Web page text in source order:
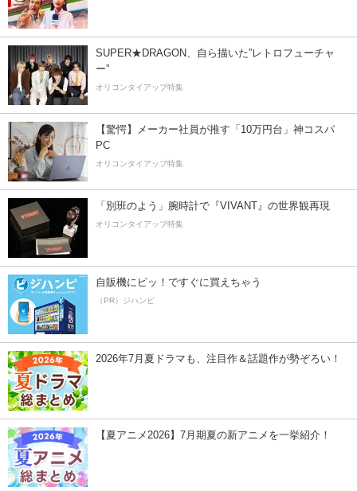
SUPER★DRAGON、自ら描いた”レトロフューチャ
ー”
オリコンタイアップ特集
【驚愕】メーカー社員が推す「10万円台」神コスパ
PC
オリコンタイアップ特集
「別班のよう」腕時計で『VIVANT』の世界観再現
オリコンタイアップ特集
自販機にピッ！ですぐに買えちゃう
（PR）ジハンピ
2026年7月夏ドラマも、注目作＆話題作が勢ぞろい！
【夏アニメ2026】7月期夏の新アニメを一挙紹介！